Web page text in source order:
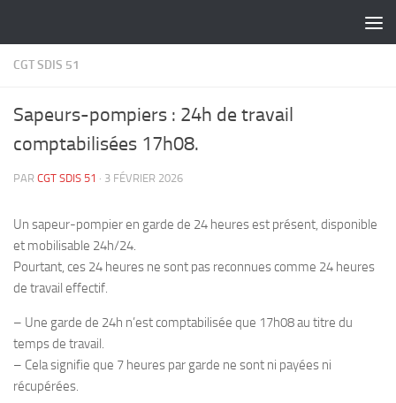
CGT SDIS 51
Sapeurs-pompiers : 24h de travail
comptabilisées 17h08.
PAR CGT SDIS 51 · 3 FÉVRIER 2026
Un sapeur-pompier en garde de 24 heures est présent, disponible
et mobilisable 24h/24.
Pourtant, ces 24 heures ne sont pas reconnues comme 24 heures
de travail effectif.
– Une garde de 24h n’est comptabilisée que 17h08 au titre du
temps de travail.
– Cela signifie que 7 heures par garde ne sont ni payées ni
récupérées.